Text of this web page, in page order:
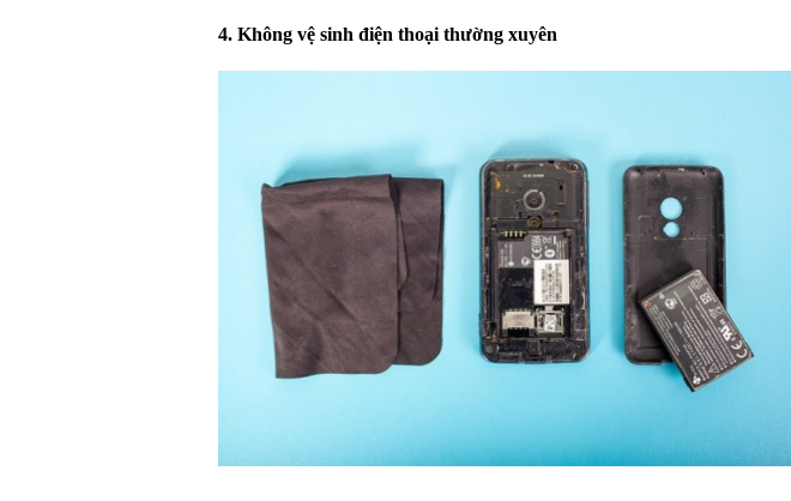
4. Không vệ sinh điện thoại thường xuyên